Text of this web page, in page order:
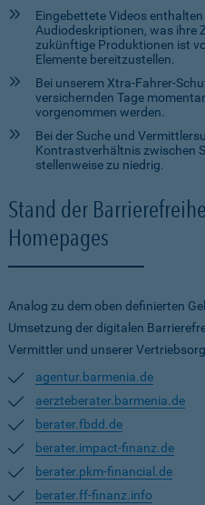
Eingebettete Videos
Audiodeskriptionen, was ihre
zukünftige Produktionen ist
Elemente bereitzustellen.
Bei unserem Xtra-Fahrer-
versichernden Tage
vorgenommen werden.
Bei der Suche und
Kontrastverhältnis zwischen
stellenweise zu niedrig.
Stand der
Homepages
Analog zu dem oben definierten
Umsetzung der digitalen
Vermittler und unserer
agentur.barmenia.de
aerzteberater.barmenia.de
berater.fbdd.de
berater.impact-finanz.de
berater.pkm-financial.de
berater.ff-finanz.info